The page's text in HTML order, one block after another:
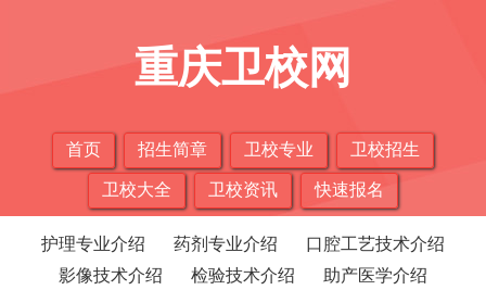
重庆卫校网
首页 招生简章 卫校专业 卫校招生
卫校大全 卫校资讯 快速报名
护理专业介绍 药剂专业介绍
口腔工艺技术介绍
影像技术介绍
检验技术介绍
助产医学介绍